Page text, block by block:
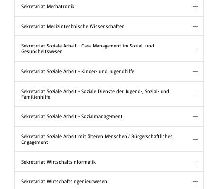
Sekretariat Mechatronik
Sekretariat Medizintechnische Wissenschaften
Sekretariat Soziale Arbeit - Case Management im Sozial- und
Gesundheitswesen
Sekretariat Soziale Arbeit - Kinder- und Jugendhilfe
Sekretariat Soziale Arbeit - Soziale Dienste der Jugend-, Sozial- und
Familienhilfe
Sekretariat Soziale Arbeit - Sozialmanagement
Sekretariat Soziale Arbeit mit älteren Menschen / Bürgerschaftliches
Engagement
Sekretariat Wirtschaftsinformatik
Sekretariat Wirtschaftsingenieurwesen